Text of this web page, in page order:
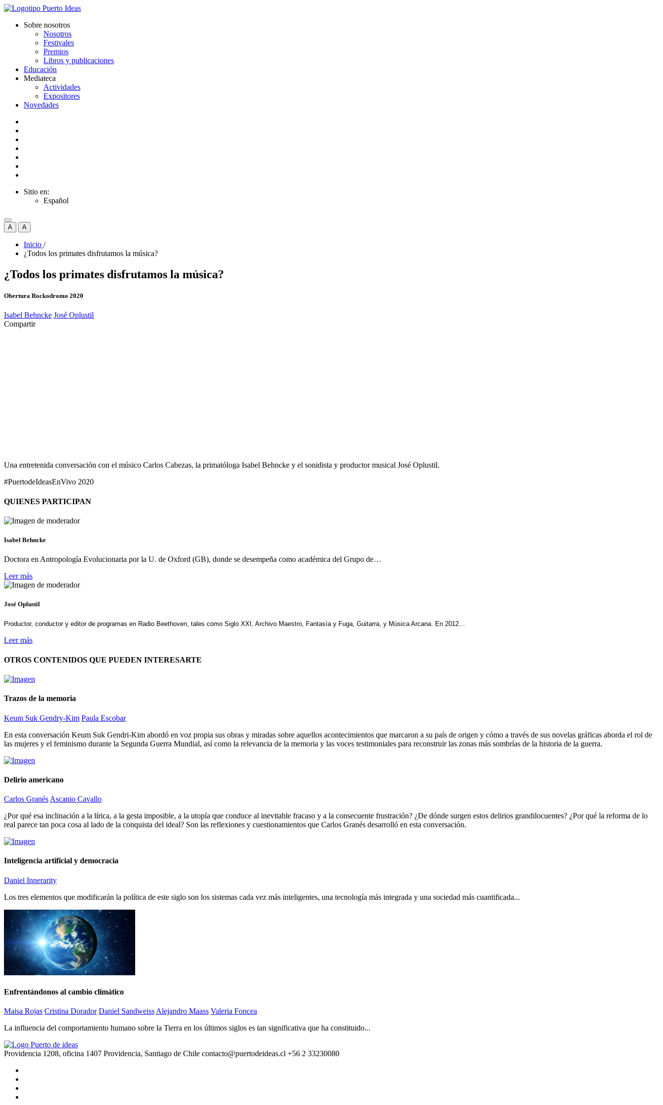
Sobre nosotros
Nosotros
Festivales
Premios
Libros y publicaciones
Educación
Mediateca
Actividades
Expositores
Novedades
Sitio en:
Español
A A
Inicio /
¿Todos los primates disfrutamos la música?
¿Todos los primates disfrutamos la música?
Obertura Rockodromo 2020
Isabel Behncke José Oplustil
Compartir
Una entretenida conversación con el músico Carlos Cabezas, la primatóloga Isabel Behncke y el sonidista y productor musical José Oplustil.
#PuertodeIdeasEnVivo 2020
QUIENES PARTICIPAN
Isabel Behncke
Doctora en Antropología Evolucionaria por la U. de Oxford (GB), donde se desempeña como académica del Grupo de…
Leer más
José Oplustil
Productor, conductor y editor de programas en Radio Beethoven, tales como Siglo XXI, Archivo Maestro, Fantasía y Fuga, Guitarra, y Música Arcana. En 2012…
Leer más
OTROS CONTENIDOS QUE PUEDEN INTERESARTE
Trazos de la memoria
Keum Suk Gendry-Kim Paula Escobar
En esta conversación Keum Suk Gendri-Kim abordó en voz propia sus obras y miradas sobre aquellos acontecimientos que marcaron a su país de origen y cómo a través de sus novelas gráficas aborda el rol de
las mujeres y el feminismo durante la Segunda Guerra Mundial, así como la relevancia de la memoria y las voces testimoniales para reconstruir las zonas más sombrías de la historia de la guerra.
Delirio americano
Carlos Granés Ascanio Cavallo
¿Por qué esa inclinación a la lírica, a la gesta imposible, a la utopía que conduce al inevitable fracaso y a la consecuente frustración? ¿De dónde surgen estos delirios grandilocuentes? ¿Por qué la reforma de lo
real parece tan poca cosa al lado de la conquista del ideal? Son las reflexiones y cuestionamientos que Carlos Granés desarrolló en esta conversación.
Inteligencia artificial y democracia
Daniel Innerarity
Los tres elementos que modificarán la política de este siglo son los sistemas cada vez más inteligentes, una tecnología más integrada y una sociedad más cuantificada...
Enfrentándonos al cambio climático
Maisa Rojas Cristina Dorador Daniel Sandweiss Alejandro Maass Valeria Foncea
La influencia del comportamiento humano sobre la Tierra en los últimos siglos es tan significativa que ha constituido...
Providencia 1208, oficina 1407 Providencia, Santiago de Chile contacto@puertodeideas.cl +56 2 33230080